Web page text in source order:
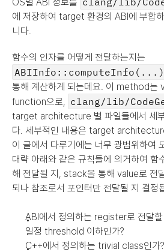
에 저장하여 target 환경의 ABI에 부합
니다.
ABIInfo::computeInfo(...)
통해 계산하게 되는데요. 이 method
function으로, clang/lib/
target architecture 별 파일들에서 세
다. 세부적인 내용은 target
이 글에서 다루기에는 너무 광범위하여
대략 아래와 같은 규칙들에 의거하여
해 전달될 지, stack을 통해 value로 전
되나 참조로서 포인터만 전달될 지 결정
ABI에서 정의하는 register로 전달
일정 threshold 이하인가?
C++에서 정의하는 trivial class인가?